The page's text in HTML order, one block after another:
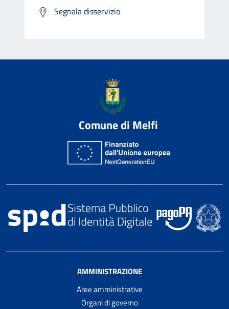
Segnala disservizio
Comune di Melfi
AMMINISTRAZIONE
Aree amministrative
Organi di governo